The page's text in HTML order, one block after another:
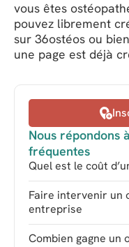
vous êtes
pouvez librement
sur 36ostéos ou
une page est déjà
Nous répondons
fréquentes
Quel est le coût
Faire intervenir un
entreprise
Combien gagne un